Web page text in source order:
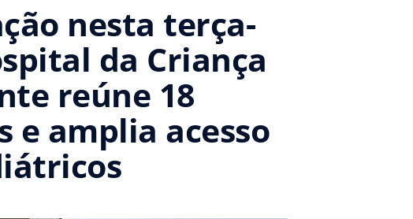
nesta terça-
da Criança
reúne 18
e amplia acesso